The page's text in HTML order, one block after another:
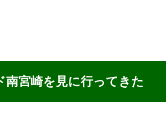
南宮崎を見に行ってきた